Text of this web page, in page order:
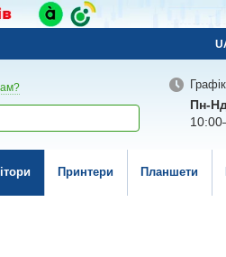
Пн-
Принтери Планшети